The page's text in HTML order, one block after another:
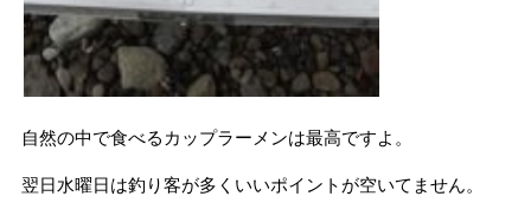
自然の中で食べるカップラーメンは最高ですよ。
翌日水曜日は釣り客が多くいいポイントが空いてません。